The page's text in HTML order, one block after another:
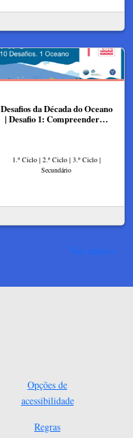
Desafios da Década do Oceano
| Desafio 1: Compreender…
1.º Ciclo | 2.º Ciclo | 3.º Ciclo |
Secundário
Ver mais
Opções de
acessibilidade
Regras